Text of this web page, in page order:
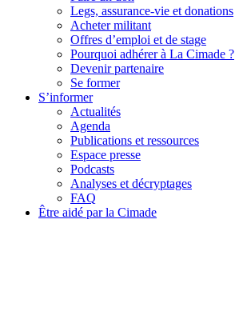
Legs, assurance-vie et donations
Acheter militant
Offres d’emploi et de stage
Pourquoi adhérer à La Cimade ?
Devenir partenaire
Se former
S’informer
Actualités
Agenda
Publications et ressources
Espace presse
Podcasts
Analyses et décryptages
FAQ
Être aidé par la Cimade